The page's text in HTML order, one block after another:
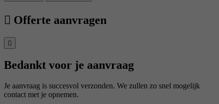
Offerte aanvragen
Bedankt voor je aanvraag
Je aanvraag is succesvol verzonden. We zullen zo snel mogelijk
contact met je opnemen.